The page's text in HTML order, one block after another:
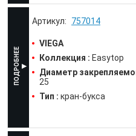
757014
VIEGA
Коллекция : Easytop
Диаметр
25
Тип : кран-букса